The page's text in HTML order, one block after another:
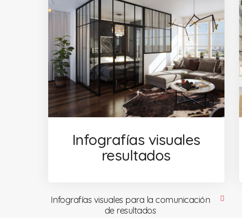
Infografías visuales
resultados
Infografías visuales para la comunicación
de resultados